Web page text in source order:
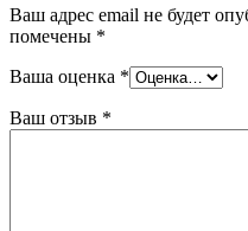
Ваш адрес email не будет
помечены *
Ваша оценка *
Ваш отзыв *